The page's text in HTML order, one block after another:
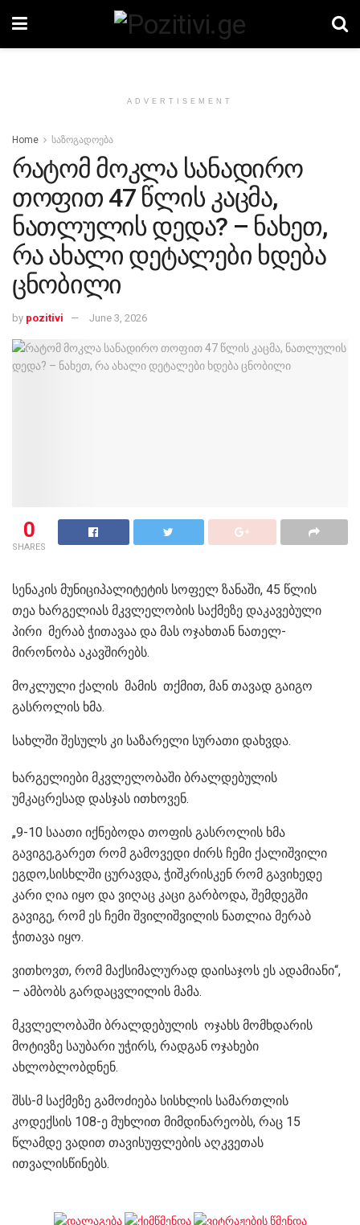
ADVERTISEMENT
Home საზოგადოება
რატომ მოკლა სანადირო
თოფით 47 წლის კაცმა,
ნათლულის დედა? – ნახეთ,
რა ახალი დეტალები ხდება
ცნობილი
by pozitivi June 3, 2026
0
SHARES
სენაკის მუნიციპალიტეტის სოფელ ზანაში, 45 წლის
თეა ხარ­გე­ლი­ას მკვლელობის საქმეზე დაკავებული
პირი მერაბ ჭითავაა და მას ოჯახთან ნათელ-
მირონობა აკავშირებს.
მოკლული ქალის მამის თქმით, მან თავად გაიგო
გასროლის ხმა.
სახლში შესულს კი საზარელი სურათი დახვდა.
ხარგელიები მკვლელობაში ბრალდებულის
უმკაცრესად დასჯას ითხოვენ.
„9-10 საათი იქნებოდა თოფის გასროლის ხმა
გავიგე,გარეთ რომ გამოვედი ძირს ჩემი ქალიშვილი
ეგდო,სისხლში ცურავდა, ჭიშკრისკენ რომ გავიხედე
კარი ღია იყო და ვიღაც კაცი გარბოდა, შემდეგში
გავიგე, რომ ეს ჩემი შვილიშვილის ნათლია მერაბ
ჭითავა იყო.
​ვითხოვთ, რომ მაქსიმალურად დაისაჯოს ეს ადამიანი“,
– ამბობს გარდაცვლილის მამა.
მკვლელობაში ბრალდებულის ოჯახს მომხდარის
მოტივზე საუბარი უჭირს, რადგან ოჯახები
ახლობლობდნენ.
შსს-მ საქმეზე გამოძიება სისხლის სამართლის
კოდექსის 108-ე მუხლით მიმდინარეობს, რაც 15
წლამდე ვადით თავისუფლების აღკვეთას
ითვალისწინებს.